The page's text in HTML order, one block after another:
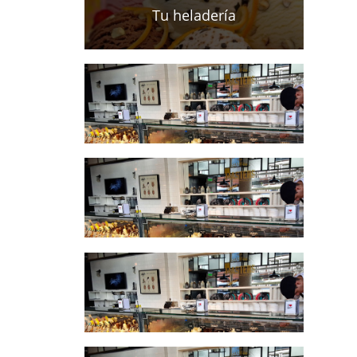
Tu heladería